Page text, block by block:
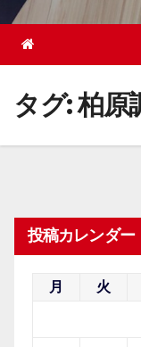
タグ:柏原
投稿カレンダー
月 火